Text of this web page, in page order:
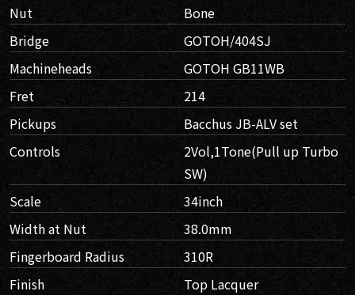
Nut
Bone
Bridge
GOTOH/404SJ
Machineheads
GOTOH GB11WB
Fret
214
Pickups
Bacchus JB-ALV set
Controls
2Vol,1Tone(Pull up Turbo
SW)
Scale
34inch
Width at Nut
38.0mm
Fingerboard Radius
310R
Finish
Top Lacquer